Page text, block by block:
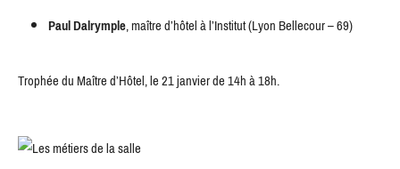
Paul Dalrymple, maître d’hôtel à l’Institut (Lyon Bellecour – 69)
Trophée du Maître d’Hôtel, le 21 janvier de 14h à 18h.